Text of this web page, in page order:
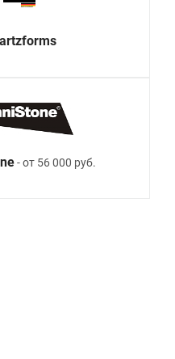
- от 56 000 руб.